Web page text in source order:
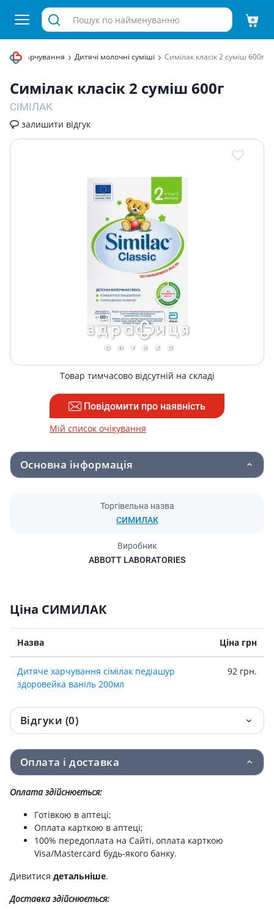
харчування Дитячі молочні суміші Симiлак класiк 2 сумiш 600г
Симiлак класiк 2 сумiш 600г
СІМІЛАК
залишити відгук
Товар тимчасово відсутній на складі
Повідомити про наявність
Мій список очікування
Основна інформація
Торгівельна назва
СИМИЛАК
Виробник
ABBOTT LABORATORIES
Ціна СИМИЛАК
Назва Ціна грн
Дитяче харчування сімілак педіашур
здоровейка ваніль 200мл
92 грн.
Відгуки (0)
Оплата і доставка
Оплата здійснюється:
Готівкою в аптеці;
Оплата карткою в аптеці;
100% передоплата на Сайті, оплата карткою
Visa/Mastercard будь-якого банку.
Дивитися детальніше.
Доставка здійснюється: